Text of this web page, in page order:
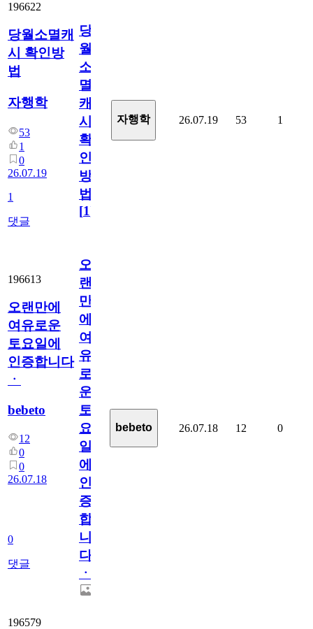
196622
당월소멸캐
시 확인방
법
자행학
53
1
0
26.07.19
1
댓글
당
월
소
멸
캐
시
확
인
방
법
[1]
자행학 26.07.19 53 1
196613
오랜만에
여유로운
토요일에
인증합니다
ㆍ
bebeto
12
0
0
26.07.18
0
댓글
오
랜
만
에
여
유
로
운
토
요
일
에
인
증
합
니
다
ㆍ
bebeto 26.07.18 12 0
196579